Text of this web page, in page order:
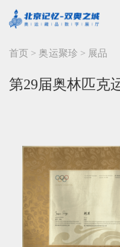
首页 > 奥运聚珍 > 展品
第29届奥林匹克